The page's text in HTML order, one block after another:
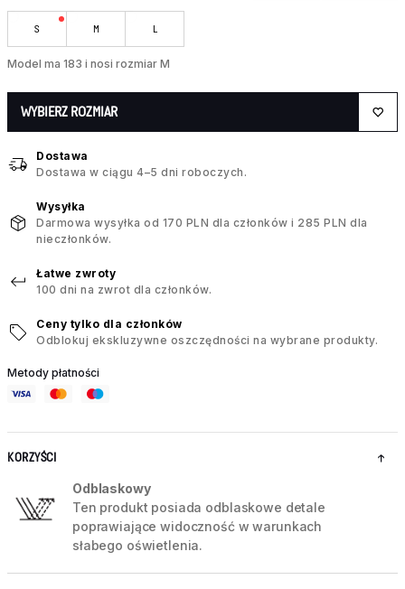
S M L
Model ma 183 i nosi rozmiar M
WYBIERZ ROZMIAR
Dostawa
Dostawa w ciągu 4–5 dni roboczych.
Wysyłka
Darmowa wysyłka od 170 PLN dla członków i 285 PLN dla
nieczłonków.
Łatwe zwroty
100 dni na zwrot dla członków.
Ceny tylko dla członków
Odblokuj ekskluzywne oszczędności na wybrane produkty.
Metody płatności
KORZYŚCI
Odblaskowy
Ten produkt posiada odblaskowe detale
poprawiające widoczność w warunkach
słabego oświetlenia.